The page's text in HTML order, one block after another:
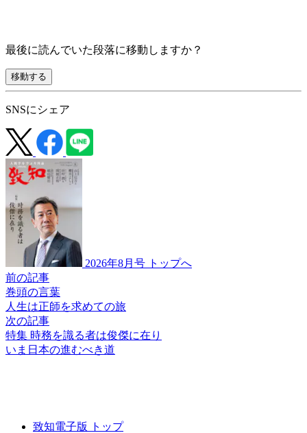
最後に読んでいた段落に移動しますか？
移動する
SNSにシェア
2026年8月号 トップへ
前の記事
巻頭の言葉
人生は正師を求めての旅
次の記事
特集 時務を識る者は俊傑に在り
いま 日本の進むべき道
致知電子版 トップ